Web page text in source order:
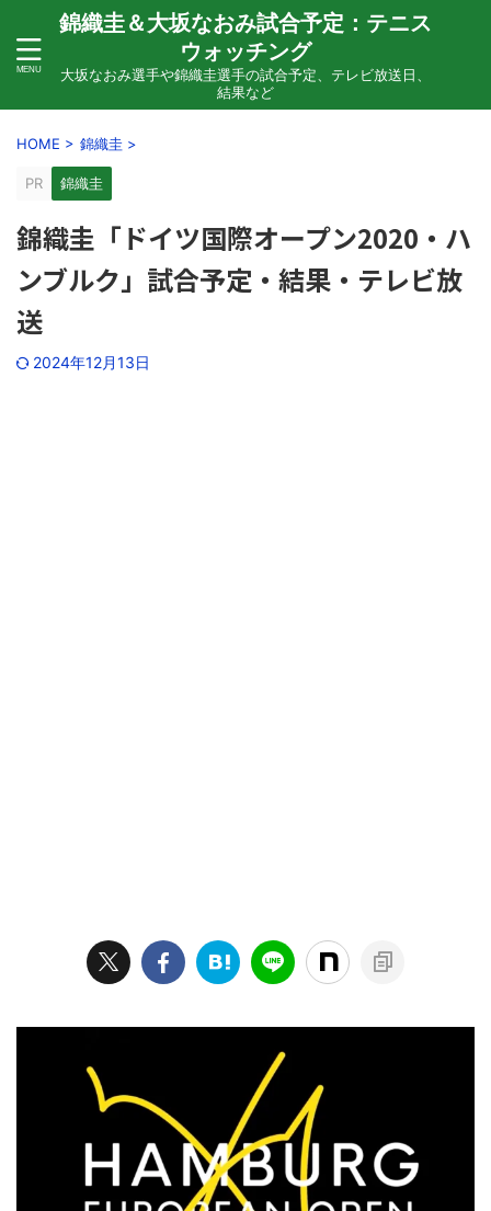
錦織圭＆大坂なおみ試合予定：テニス
ウォッチング
大坂なおみ選手や錦織圭選手の試合予定、テレビ放送日、
結果など
HOME > 錦織圭 >
PR 錦織圭
錦織圭「ドイツ国際オープン2020・ハ
ンブルク」試合予定・結果・テレビ放
送
2024年12月13日